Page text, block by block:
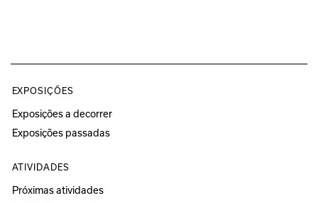
EXPOSIÇÕES
Exposições a decorrer
Exposições passadas
ATIVIDADES
Próximas atividades